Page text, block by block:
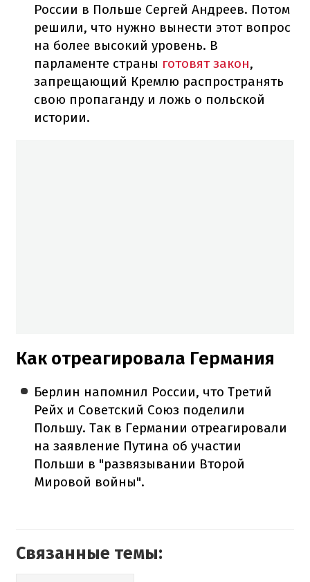
России в Польше Сергей Андреев. Потом
решили, что нужно вынести этот вопрос
на более высокий уровень. В
парламенте страны готовят закон,
запрещающий Кремлю распространять
свою пропаганду и ложь о польской
истории.
Как отреагировала Германия
Берлин напомнил России, что Третий
Рейх и Советский Союз поделили
Польшу. Так в Германии отреагировали
на заявление Путина об участии
Польши в "развязывании Второй
Мировой войны".
Связанные темы: